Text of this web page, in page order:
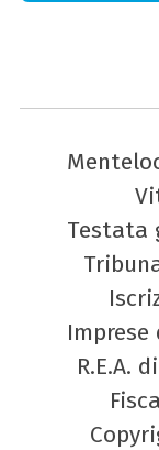
Testata
Imprese
R.E.A.